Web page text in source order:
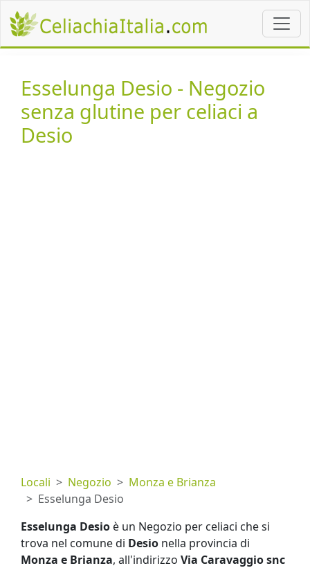
Esselunga Desio - Negozio
senza glutine per celiaci a
Desio
Locali Negozio
Monza e Brianza
Esselunga Desio
Esselunga Desio è un Negozio per celiaci che si
trova nel comune di Desio nella provincia di
Monza e Brianza, all'indirizzo Via Caravaggio snc